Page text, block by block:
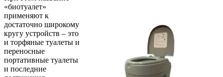
«биотуалет»
применяют к
достаточно широкому
кругу устройств – это
и торфяные туалеты и
переносные
портативные туалеты
и последние